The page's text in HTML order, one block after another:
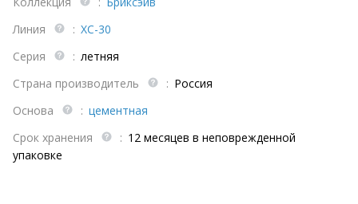
Линия
: ХС-30
Серия
: летняя
Страна производитель
: Россия
Основа
: цементная
Срок хранения
: 12 месяцев в неповрежденной
упаковке